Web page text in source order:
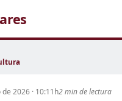
de 2026 · 10:11h2 min de lectura